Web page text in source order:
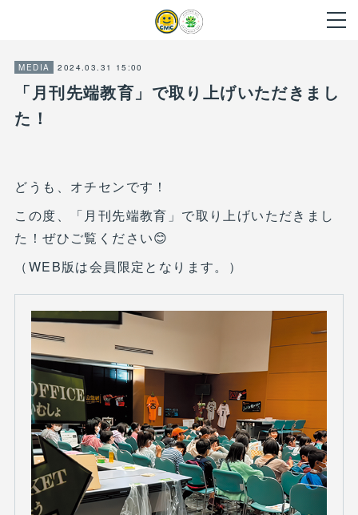
MEDIA 2024.03.31 15:00
「月刊先端教育」で取り上げいただきまし
た！
どうも、オチセンです！
この度、「月刊先端教育」で取り上げいただきまし
た！ぜひご覧ください😊
（WEB版は会員限定となります。）